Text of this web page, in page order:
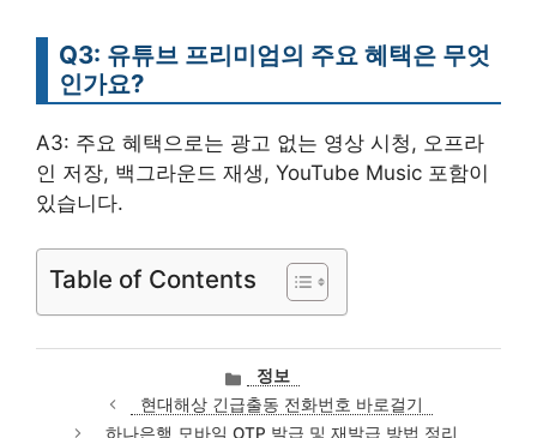
Q3: 유튜브 프리미엄의 주요 혜택은 무엇
인가요?
A3: 주요 혜택으로는 광고 없는 영상 시청, 오프라
인 저장, 백그라운드 재생, YouTube Music 포함이
있습니다.
Table of Contents
카
테
고
정보
현대해상 긴급출동 전화번호 바로걸기
하나은행 모바일 OTP 발급 및 재발급 방법 정리